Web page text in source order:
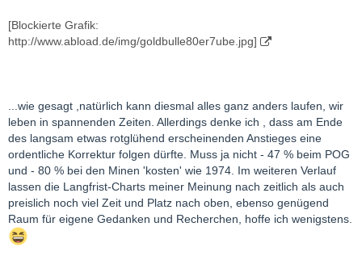
[Blockierte Grafik:
http://www.abload.de/img/goldbulle80er7ube.jpg]
...wie gesagt ,natürlich kann diesmal alles ganz anders laufen, wir
leben in spannenden Zeiten. Allerdings denke ich , dass am Ende
des langsam etwas rotglühend erscheinenden Anstieges eine
ordentliche Korrektur folgen dürfte. Muss ja nicht - 47 % beim POG
und - 80 % bei den Minen 'kosten' wie 1974. Im weiteren Verlauf
lassen die Langfrist-Charts meiner Meinung nach zeitlich als auch
preislich noch viel Zeit und Platz nach oben, ebenso genügend
Raum für eigene Gedanken und Recherchen, hoffe ich wenigstens.